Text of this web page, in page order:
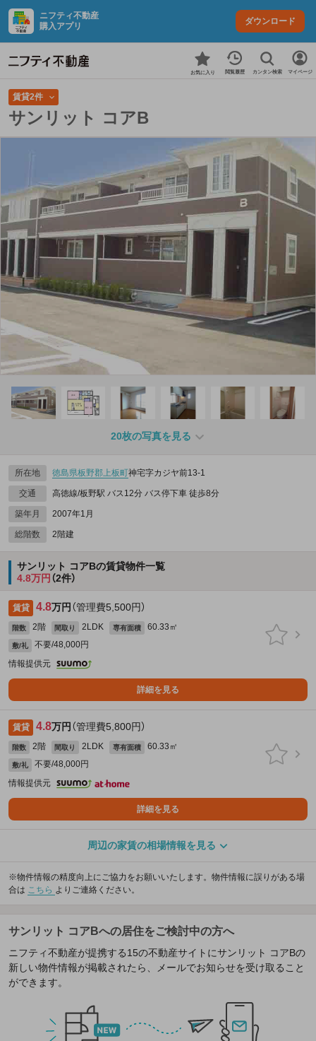
ニフティ不動産
購入アプリ
ダウンロード
お気に入り 閲覧履歴 カンタン検索 マイページ
賃貸2件
サンリット コアB
20枚の写真を見る
所在地 徳島県板野郡上板町神宅字カジヤ前13‐1
交通 高徳線/板野駅 バス12分 バス停下車 徒歩8分
築年月 2007年1月
総階数 2階建
サンリット コアBの賃貸物件一覧
4.8万円 （2件）
賃貸 4.8万円 （管理費5,500円）
階数 2階 間取り 2LDK 専有面積 60.33㎡
敷/礼
不要/48,000円
情報提供元
詳細を見る
賃貸 4.8万円 （管理費5,800円）
階数 2階 間取り 2LDK 専有面積 60.33㎡
敷/礼
不要/48,000円
情報提供元
詳細を見る
周辺の家賃の相場情報を見る
※物件情報の精度向上にご協力をお願いいたします。物件情報に誤りがある場
合は こちら よりご連絡ください。
サンリット コアBへの居住をご検討中の方へ
ニフティ不動産が提携する15の不動産サイトにサンリット コアBの
新しい物件情報が掲載されたら、メールでお知らせを受け取ること
ができます。